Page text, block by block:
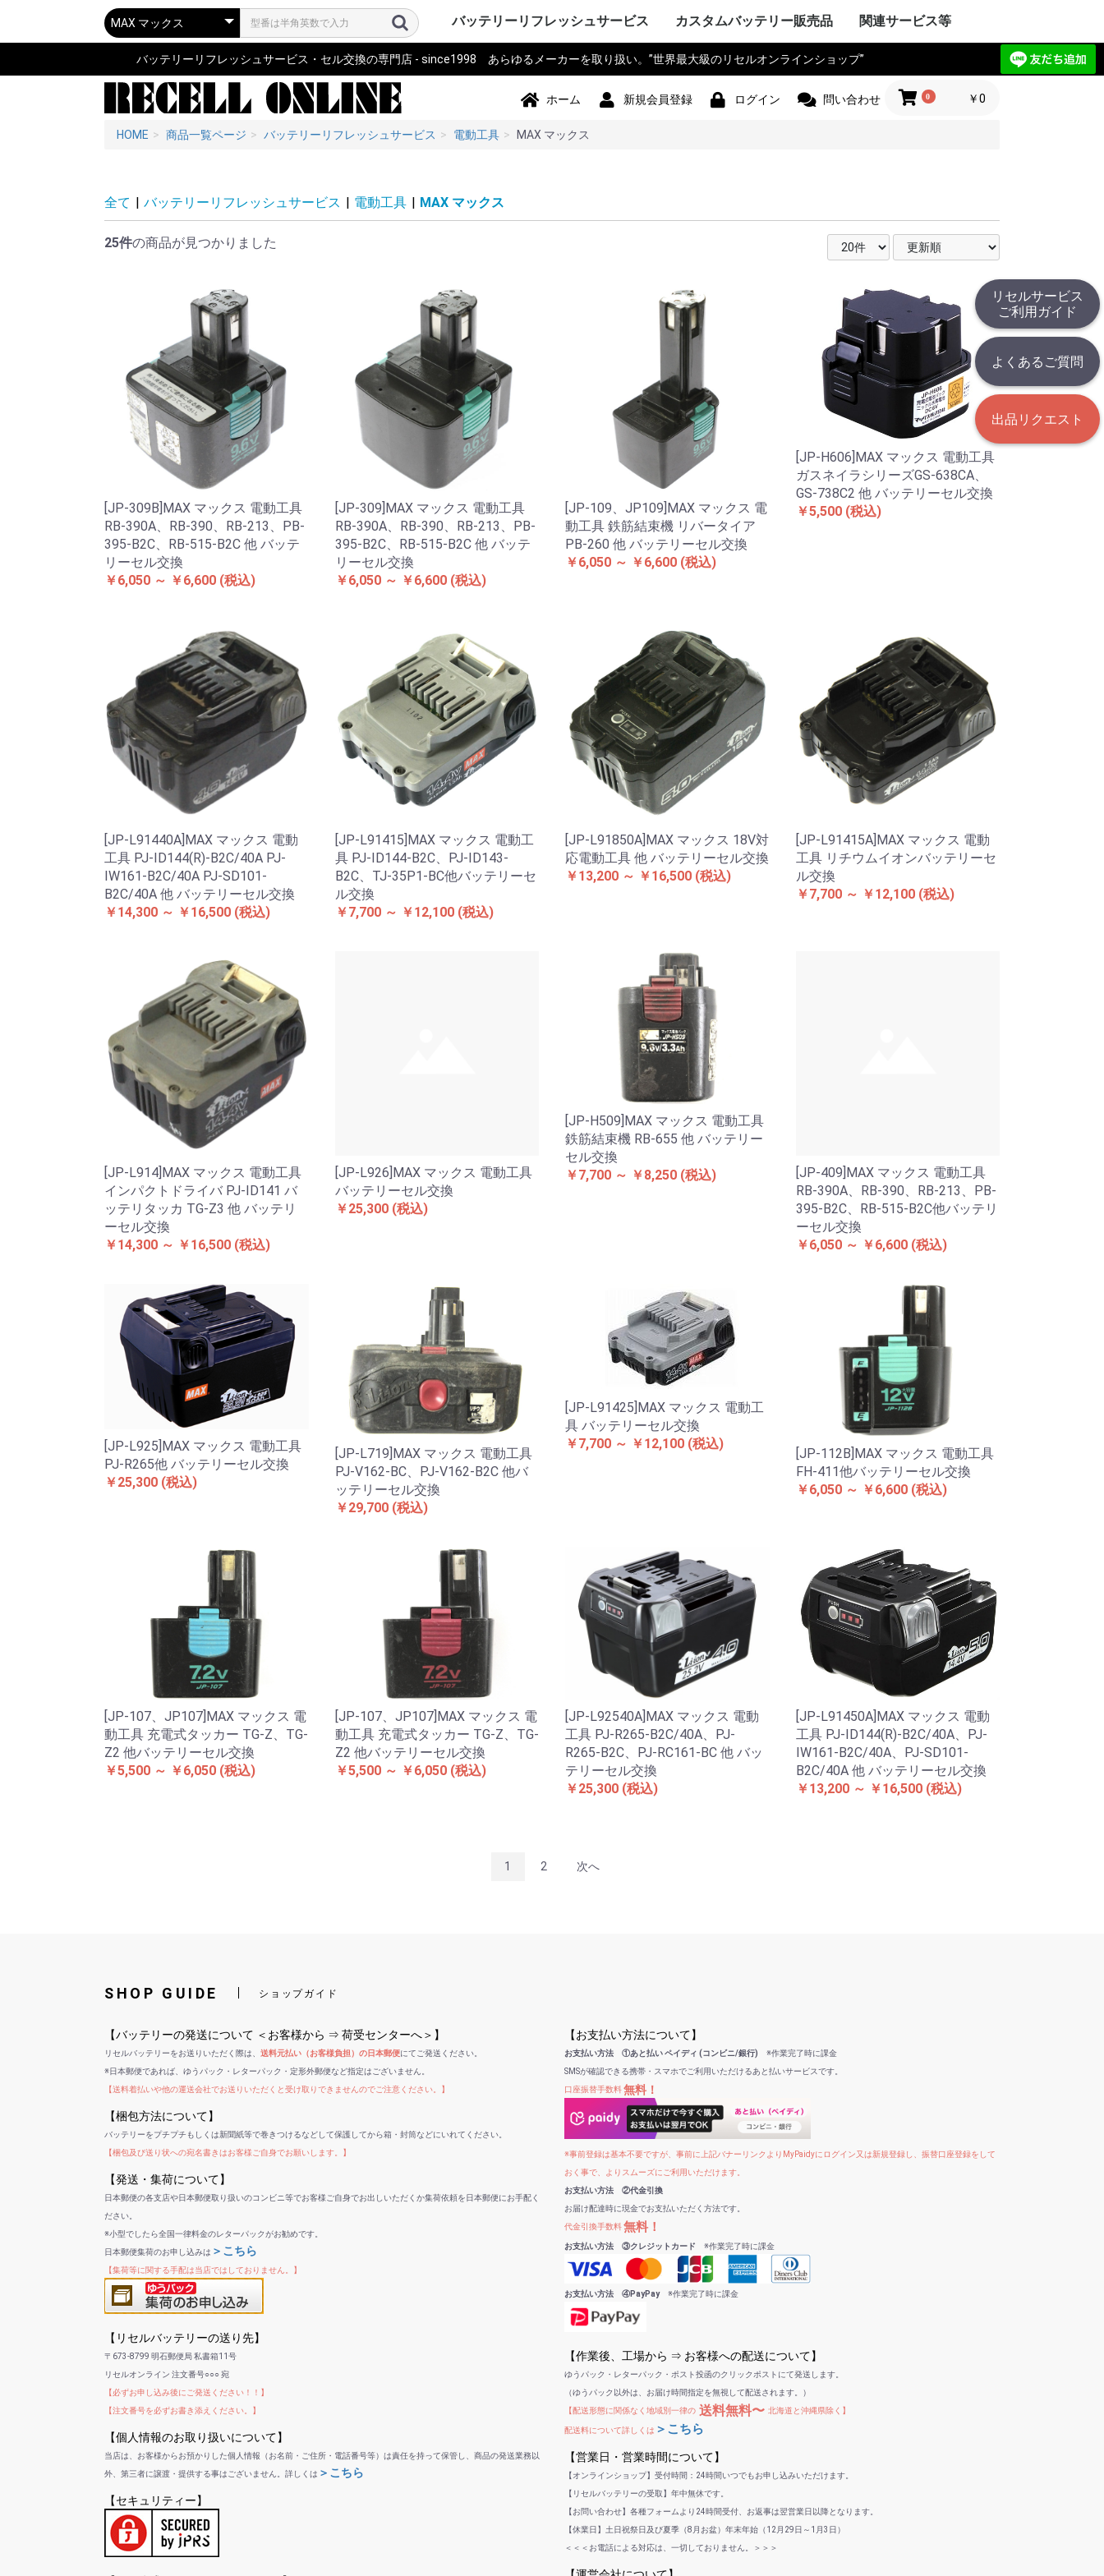
リセルサービス
ご利用ガイド
よくあるご質問
出品リクエスト
バッテリーリフレッシュサービス
パソコン PC・サーバー・周辺機
器
ソニー SONY VAIO
パナソニック
Panasonic
東芝 TOSHIBA
アップル Apple Mac
ThinkPad
カシオ CASIO
ビクター Victor
NEC 日本電気
コンパック Compaq
シャープ SHARP
デル DELL
三菱 MITSUBISHI
hp ヒューレット・パ
ッカード
Gateway ゲートウェ
イ
日立 HITACHI
富士通 Fujitsu
サンヨー SANYO
ACER エイサー
アキア AKIA
AOPEN エーオープン
ASUS アサス
CLEVO セルボ
エプソン EPSON
飯山 iiyama
SAMSUNG サムソン
レノボ Lenovo
工人舎 KOHJINSHA
マウスコンピュータ
オンキヨー ソーテッ
ク
FRONTIER フロンティ
ア
マイクロソフト
Microsoft
その他 OTHER
測量機器 トプコン TOPCON
ソキア SOKKIA
ニコン Nikon JEC
ペンタックス PENTAX
横河 YOKOGAWA
ライカ Leica
オリンパス OLYMPUS
トリンブル Trimble
Giodimeter
フジクラ Fujikura
タマヤ計測 TAMAYA
その他 OTHER
計測器・測定器・分析計
MICRONIX マイクロニ
クス
Leica ライカ
日立 HITACHI
マルチ計測器
FLUKE フルーク
テクトロニクス
Tektronix
A&D
hp ヒューレット・パ
ッカード
Z+F Zoller+Frohlich
横河電機 YOKOGAWA
JRC 日本無線
岩通
BOSCH ボッシュ
日置電機
キーエンス KEYENCE
テルモ
アンリツ Anritsu
オリンパス OLYMPUS
TESTO
三洋電機 SANYO
東芝 TOSHIBA
オムロン omron
コニカミノルタ
日通工 NEC
Nikon ニコン
Fujikura フジクラ
VeEX
KEYSIGHT
フィリップス Philips
その他 OTHER
電動工具 マキタ makita
HiKOKI 日立工機
パナソニック電工
Panasonic
KYOCERA 京セラ
RYOBI リョービ
BOSCH ボッシュ
HILTI ヒルティー
泉精器 IZUMI マクセ
ル
東芝 TOSHIBA
MAX マックス
DEWALT デウォルト
DREMEL ドレメル
CACTUS カクタス
LOBTEX ロブテックス
EXEN エクセン
KTC
イクラ精機 IKURA
ダイア DAIA
BLACK&DECKER ブラ
ック&デッカー
Snapon スナップオン
インガソールランド
Ingersoll Rand
スバル SUBARU
EARTH MAN アースマ
ン
パオック PAOCK
Porter Cable
シンコー SHINKO
Milwaukee
STIHL スチール
Stryker ストライカー
ORBOT オーボット
REX レッキス
HALL
その他 OTHER
作業機器・検査機器・整備 古河電気工業
住友電工
三菱電機
HEINE ハイネ
MORITA モリタ製作所
マイクロテック
ENAX エナックス
FUJIFILM 富士フイル
ム
富士電機
沖電気工業
NEC
フジクラ Fujikura
パナソニック電工 松
下電工
山武 アズビル azbil
その他
電動アシスト自転車・eBIKE・車
椅子
ヤマハ YAMAHA
ブリジストン
Bridgestone
パナソニック
Panasonic
サンスター技研
SUNSTAR
ホンダ HONDA 本田
サンヨー SANYO
ミヤタ MIYATA
丸石サイクル
maruishi
AERO LIFE
スズキ SUZUKI
ホダカ Hodaka
シマノ SHIMANO
ヤンマー YANMAR
大河通商
カイホウジャパン
トランスモバイリー
TRANS MOBILLY
Airwheel
NISSIN
カワサキ Kawasaki
ジャイアント GIANT
その他 OTHER
カメラ・ストロボ・ライト系・
投光器・顕微鏡
ソニー SONY
IDX アイ・ディー・エ
クス
パナソニック
Panasonic
COMET コメット
シャープ SHARP
ビクター Victor JVC
antonbauer アントン
バウアー
Kodak コダック
Nikon ニコン
キャノン CANON
ポラロイド Polaroid
Leica ライカ
PENTAX ペンタックス
FUJIFILM 富士フイル
ム
オリンパス OLYMPUS
コニカミノルタ
KONICA MINOLTA
SEA&SEA シーアンド
シー
フィッシュアイ
FISHEYE
NEITZ ナイツ
カール・ツァイス
KOWA 興和
KYOCERA 京セラ
SurgiTel サージテル
シグマ SIGMA
POLARION ポラリオ
ン
WelchAllyn
Keldan
東芝 TOSHIBA
Godox
RICOH リコー
その他 OTHER
アイボ AIBO SONY
ロボット・コントローラ
コミュニケーションロ
ボット
NAO ナオ
その他
オーディオ・ビジュアル・モニ
ター
アップル Apple
ソニー SONY
パイオニア
JBL
パナソニック
Panasonic
シャープ SHARP
カシオ CASIO
エプソン EPSON
京セラ KYOCERA
東芝 TOSHIBA
NEC
CREATIVE
KENWOOD ケンウッ
ド
ONKYO オンキョー
Technics テクニクス
BOSE
BenQ ベンキュー
TOA
ツインバード
TWINBIRD
LOGICOOL ロジクー
ル
TEAC TASCAM
audio-technica
Victor ビクター
DENON デノン
ROLAND ローランド
その他 OTHER
スマホ・タブレット・PDA・そ
の他端末
ドコモ DOCOMO
au
NEC
日立 HITACHI
hp ヒューレット・パ
ッカード
シャープ SHARP
富士通 Fujitsu
パナソニック
Panasonic
カシオ CASIO
東芝 TOSHIBA
SONY ソニー
Apple アップル
HUAWEI ファーウェイ
その他 OTHER
プリンター・スキャナー シチズン CITIZEN
ペンタックス PENTAX
エプソン EPSON
キャノン CANON
ブラザー工業 brother
hp ヒューレット・パ
ッカード
オリンパス OLYMPUS
パナソニック
Panasonic
東芝テック
SII セイコーインスツ
ル
リーダー電子
三栄電機
マックス MAX
カシオ CASIO
スター精密
日本プリメックス
その他 OTHER
電源モジュール・ポータブルバ
ッテリー
パコ電子工業
NEP
INSPIRED ENERGY
Panasonic パナソニ
ック
アイ・オーデータ
エナックス ENAX
バッファロー・コクヨ
サンワサプライ
JTT
ニプロン Nipron
RRCパワーソリューシ
ョンズ
BMO JAPAN
その他 OTHER
無線機・電話機・Wi-Fiルータ アイコム Icom
三菱電機 MITSUBISHI
パナソニック
Panasonic
ケンウッド
KENWOOD
東芝 TOSHIBA
八重洲無線 YAESU
富士通 Fujitsu
MOTOROLA モトロー
ラ
VERTEX STANDARD
スタンダード
日立 HITACHI
NEC 日本電気
パイオニア
ビクター Victor
JRC 日本無線機
沖電気工業 OKI
アルインコ ALINCO
新潟通信機
JRC日本無線機
松下通信工業
岩崎通信機 IWATSU
シャープ SHARP
信和ユニテック
アンリツ Anritsu
サンヨー SANYO
トヨコム
信和通信
TONO
KDDI
NTT 日本電信電話
NTTドコモ
京セラ KYOCERA
その他 OTHER
ドローン・ラジコン・テレコ
ン・リモコン
DJI
Futaba 双葉電子工業
TOKIMECINC 極東開
発
田宮模型
SANWA サンワ
エニー
東芝テリー (旧 東京電
子工業)
JR PROPO
大和機工
Panasonic パナソニ
ック 松下電工
日本クレーン
金陵電機 Kinryo
アンリツ Anritsu
長野工業
三菱
日立
QYSEA
その他 OTHER
パーソナルモビリティ・電動カ
ート
ESWING
SEGWAY セグウェイ
その他
ハンディーターミナル・コード
リーダー
キャノン CANON
デンソーDENSO
八重洲無線 YAESU
エプソン EPSON
NECインフロンティア
FURUNO
カシオ CASIO
シャープ SHARP
東芝テック
セイコー
DENSEI
symbol
パナソニック
Panasonic
Nitsuko 日通工
富士通 Fujitsu
キーエンス KEYENCE
Welcat
モトローラ
MOTOROLA
ウェルコムデザイン
その他 OTHER
ナビ・自動車バイク アクセサリ
ー
SONY ソニー
Panasonic パナソニ
ック
ユピテル
BOSCH ボッシュ
COMTEC コムテック
Trywin トライウイン
GARMIN ガーミン
KAIHOU
SEIWA セイワ
CELLSTAR セルスタ
ー
Pioneer パイオニア
その他 OTHER
掃除機・洗浄機・空調関連 シャープ SHARP
ダイソン Dyson
ブラックアンドデッカ
ー BLACK&DECKER
TWINBIRD ツインバー
ド
iRobot
パナソニック ナショ
ナル
ジョンソン
サンヨー SANYO
日立 HITACHI
東芝 TOSHIBA
Electrolux
株環境技研
BLACK & DECKER
ボッシュ BOSCH
GAIS ガイズ
ツカモトエイム 環境
技研
CCP
マキタ makita
raycop レイコップ
ケルヒャー KARCHER
アイリスオーヤマ
Anker アンカー
その他 OTHER
コードレスフォン
パナソニック
Panasonic
MOTOROLA モトロー
ラ
日立 HITACHI
ナカヨ通信機
アイホン
タカコム
muTECH
NEC 日本電気
東芝 TOSHIBA
ソニー SONY
その他 OTHER
通信カラオケ・デンモク
誘導非常灯・住設警報機器
パナソニック電工
Panasonic
東芝ライテック
古河電池
日立 HITACHI
三菱電機 MITSUBISHI
大光電機 DAIKO
オーデリック
岩崎電気
NEC 日本電気
三洋GSソフトエナジ
ー
新神戸電機
TOA
日本ビクター
GSユアサ
三洋電機 SANYO
日本電池
ジーエスメルコテック
ジーエスサフト
その他 OTHER
住宅設備・施設設備
パナソニック
Panasonic
三洋・SANYO・サン
ヨー
三洋GSソフトエナジ
ー
GSサフト ジーエスサ
フト
GSメルコテック
セイコー SEIKO
LEXEL
LIXIL INAX
Nabtesco ナブテスコ
TOEX
TOSO
TWINBIRD ツインバー
ド
その他 OTHER
バックアップ電源・UPS(無停電
電源装置)
APC
オムロン
NTT
その他
事務機器・辞書・計算機・タイ
ムレコーダー
アマノ
CASIO カシオ
SII セイコーインスツ
ル
Canon キャノン
SHARP シャープ
KING JIM キングジム
Panasonic パナソニ
ック
その他 OTHER
健康・美容家電 TRIA トリア アイエピ
BRAUN ブラウン
PHILIPS フィリップス
WAHL ウォール
Capillus カピラス
andis
OSTAR
Panasonic パナソニ
ック 松下
SANYO 三洋電機
マクセル
FLAX
OMRON オムロン
TWINBIRD ツインバー
ド
日立
ヒロセ電機
ナリス
その他
ポンプ
農業・園芸・除雪機
おもちゃ・楽器・釣具・レジャ
ー
Panasonic SANYO FDK
その他
カスタムバッテリー販売品 関連サービス等
（サンプル送付申込）
見積（送付申込）
販売品
回収
バッテリーリフレッシュサービス・セル交換の専門店 - since1998 あらゆるメーカーを取り扱い。”世界最大級のリセルオンラインショップ”
ホーム 新規会員登録 ログイン 問い合わせ 0 ￥0
HOME 商品一覧ページ バッテリーリフレッシュサービス 電動工具 MAX マックス
全て | バッテリーリフレッシュサービス | 電動工具 | MAX マックス
25件の商品が見つかりました
[JP-309B]MAX マックス 電動工具
RB-390A、RB-390、RB-213、PB-
395-B2C、RB-515-B2C 他 バッテ
リーセル交換
￥6,050 ～ ￥6,600 (税込)
[JP-309]MAX マックス 電動工具
RB-390A、RB-390、RB-213、PB-
395-B2C、RB-515-B2C 他 バッテ
リーセル交換
￥6,050 ～ ￥6,600 (税込)
[JP-109、JP109]MAX マックス 電
動工具 鉄筋結束機 リバータイア
PB-260 他 バッテリーセル交換
￥6,050 ～ ￥6,600 (税込)
[JP-H606]MAX マックス 電動工具
ガスネイラシリーズGS-638CA、
GS-738C2 他 バッテリーセル交換
￥5,500 (税込)
[JP-L91440A]MAX マックス 電動
工具 PJ-ID144(R)-B2C/40A PJ-
IW161-B2C/40A PJ-SD101-
B2C/40A 他 バッテリーセル交換
￥14,300 ～ ￥16,500 (税込)
[JP-L91415]MAX マックス 電動工
具 PJ-ID144-B2C、PJ-ID143-
B2C、TJ-35P1-BC他バッテリーセ
ル交換
￥7,700 ～ ￥12,100 (税込)
[JP-L91850A]MAX マックス 18V対
応電動工具 他 バッテリーセル交換
￥13,200 ～ ￥16,500 (税込)
[JP-L91415A]MAX マックス 電動
工具 リチウムイオンバッテリーセ
ル交換
￥7,700 ～ ￥12,100 (税込)
[JP-L914]MAX マックス 電動工具
インパクトドライバ PJ-ID141 バ
ッテリタッカ TG-Z3 他 バッテリ
ーセル交換
￥14,300 ～ ￥16,500 (税込)
[JP-L926]MAX マックス 電動工具
バッテリーセル交換
￥25,300 (税込)
[JP-H509]MAX マックス 電動工具
鉄筋結束機 RB-655 他 バッテリー
セル交換
￥7,700 ～ ￥8,250 (税込)
[JP-409]MAX マックス 電動工具
RB-390A、RB-390、RB-213、PB-
395-B2C、RB-515-B2C他バッテリ
ーセル交換
￥6,050 ～ ￥6,600 (税込)
[JP-L925]MAX マックス 電動工具
PJ-R265他 バッテリーセル交換
￥25,300 (税込)
[JP-L719]MAX マックス 電動工具
PJ-V162-BC、PJ-V162-B2C 他バ
ッテリーセル交換
￥29,700 (税込)
[JP-L91425]MAX マックス 電動工
具 バッテリーセル交換
￥7,700 ～ ￥12,100 (税込)
[JP-112B]MAX マックス 電動工具
FH-411他バッテリーセル交換
￥6,050 ～ ￥6,600 (税込)
[JP-107、JP107]MAX マックス 電
動工具 充電式タッカー TG-Z、TG-
Z2 他バッテリーセル交換
￥5,500 ～ ￥6,050 (税込)
[JP-107、JP107]MAX マックス 電
動工具 充電式タッカー TG-Z、TG-
Z2 他バッテリーセル交換
￥5,500 ～ ￥6,050 (税込)
[JP-L92540A]MAX マックス 電動
工具 PJ-R265-B2C/40A、PJ-
R265-B2C、PJ-RC161-BC 他 バッ
テリーセル交換
￥25,300 (税込)
[JP-L91450A]MAX マックス 電動
工具 PJ-ID144(R)-B2C/40A、PJ-
IW161-B2C/40A、PJ-SD101-
B2C/40A 他 バッテリーセル交換
￥13,200 ～ ￥16,500 (税込)
1 2 次へ
SHOP GUIDE ショップガイド
【バッテリーの発送について ＜お客様から ⇒ 荷受センターへ＞】
リセルバッテリーをお送りいただく際は、 送料元払い（お客様負担）の日本郵便にてご発送ください。
※日本郵便であれば、ゆうパック・レターパック・定形外郵便など指定はございません。
【送料着払いや他の運送会社でお送りいただくと受け取りできませんのでご注意ください。】
【梱包方法について】
バッテリーをプチプチもしくは新聞紙等で巻きつけるなどして保護してから箱・封筒などにいれてください。
【梱包及び送り状への宛名書きはお客様ご自身でお願いします。】
【発送・集荷について】
日本郵便の各支店や日本郵便取り扱いのコンビニ等でお客様ご自身でお出しいただくか集荷依頼を日本郵便にお手配く
ださい。
※小型でしたら全国一律料金のレターパックがお勧めです。
日本郵便集荷のお申し込みは ＞こちら
【集荷等に関する手配は当店ではしておりません。】
【リセルバッテリーの送り先】
〒673-8799 明石郵便局 私書箱11号
リセルオンライン 注文番号○○○ 宛
【必ずお申し込み後にご発送ください！！】
【注文番号を必ずお書き添えください。】
【個人情報のお取り扱いについて】
当店は、お客様からお預かりした個人情報（お名前・ご住所・電話番号等）は責任を持って保管し、商品の発送業務以
外、第三者に譲渡・提供する事はございません。詳しくは ＞こちら
【セキュリティー】
【お支払い方法について】
お支払い方法 ①あと払い ペイディ (コンビニ/銀行) ※作業完了時に課金
SMSが確認できる携帯・スマホでご利用いただけるあと払いサービスです。
口座振替手数料無料！
※事前登録は基本不要ですが、事前に上記バナーリンクよりMyPaidyにログイン又は新規登録し、振替口座登録をして
おく事で、よりスムーズにご利用いただけます。
お支払い方法 ②代金引換
お届け配達時に現金でお支払いただく方法です。
代金引換手数料無料！
お支払い方法 ③クレジットカード ※作業完了時に課金
お支払い方法 ④PayPay※作業完了時に課金
【作業後、工場から ⇒ お客様への配送について】
ゆうパック・レターパック・ポスト投函のクリックポストにて発送します。
（ゆうパック以外は、お届け時間指定を無視して配送されます。）
【配送形態に関係なく地域別一律の 送料無料〜 北海道と沖縄県除く】
配送料について詳しくは ＞こちら
【営業日・営業時間について】
【オンラインショップ】受付時間：24時間いつでもお申し込みいただけます。
【リセルバッテリーの受取】年中無休です。
【お問い合わせ】各種フォームより24時間受付、お返事は翌営業日以降となります。
【休業日】土日祝祭日及び夏季（8月お盆）年末年始（12月29日～1月3日）
＜＜＜お電話による対応は、一切しておりません。＞＞＞